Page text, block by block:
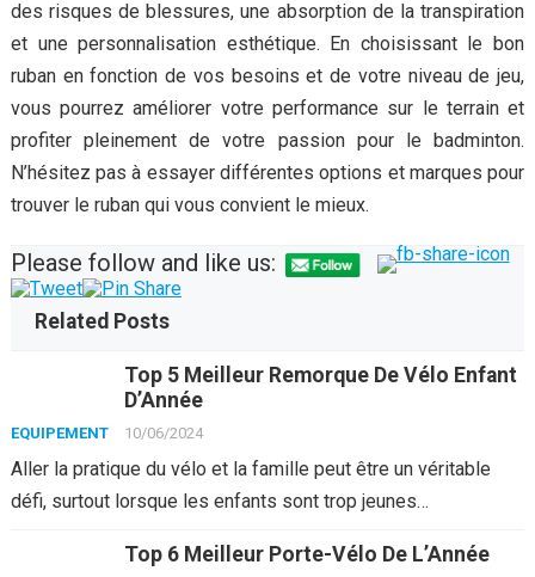
des risques de blessures, une absorption de la transpiration
et une personnalisation esthétique. En choisissant le bon
ruban en fonction de vos besoins et de votre niveau de jeu,
vous pourrez améliorer votre performance sur le terrain et
profiter pleinement de votre passion pour le badminton.
N’hésitez pas à essayer différentes options et marques pour
trouver le ruban qui vous convient le mieux.
Please follow and like us:
Related Posts
Top 5 Meilleur Remorque De Vélo Enfant
D’Année
EQUIPEMENT 10/06/2024
Aller la pratique du vélo et la famille peut être un véritable
défi, surtout lorsque les enfants sont trop jeunes…
Top 6 Meilleur Porte-Vélo De L’Année